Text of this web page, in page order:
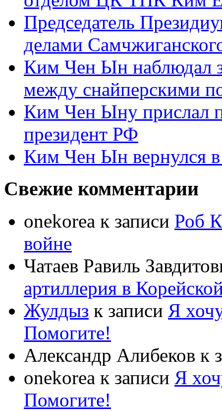
Председатель
делами
Ким Чен Ын наблюдал
между снайперскими
Ким Чен Ыну прислал
президент РФ
Ким Чен Ын вернулся
Свежие комментарии
onekorea к записи Роб
войне
Чатаев Равиль
артиллерия в
Жулдыз к записи Я
Помогите!
Александр Алибеков к
onekorea к записи Я
Помогите!